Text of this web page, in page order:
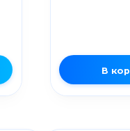
В